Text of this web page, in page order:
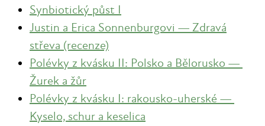
Synbiotický půst I
Justin a Erica Sonnenburgovi — Zdravá
střeva (recenze)
Polévky z kvásku II: Polsko a Bělorusko —
Žurek a žůr
Polévky z kvásku I: rakousko-uherské —
Kyselo, schur a keselica